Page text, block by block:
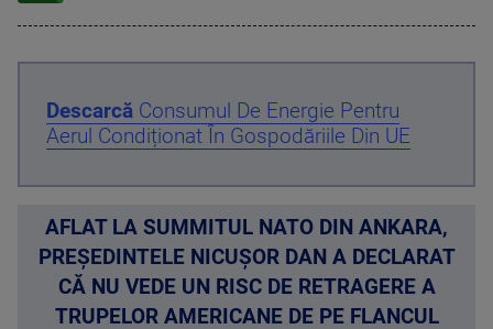
Descarcă Consumul De Energie Pentru
Aerul Condiționat În Gospodăriile Din UE
AFLAT LA SUMMITUL NATO DIN ANKARA,
PREȘEDINTELE NICUȘOR DAN A DECLARAT
CĂ NU VEDE UN RISC DE RETRAGERE A
TRUPELOR AMERICANE DE PE FLANCUL